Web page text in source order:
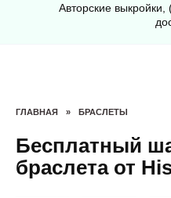
Авторские
ГЛАВНАЯ » БРАСЛЕТЫ
Бесплатный
браслета от